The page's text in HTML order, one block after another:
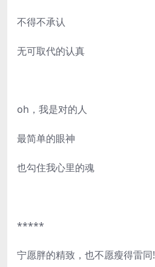
不得不承认
无可取代的认真
oh，我是对的人
最简单的眼神
也勾住我心里的魂
*****
宁愿胖的精致，也不愿瘦得雷同!